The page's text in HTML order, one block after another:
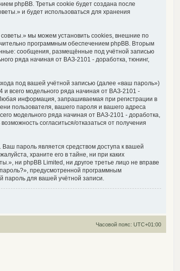
phpBB. Третья cookie будет создана после
и будет использоваться для хранения
мы можем установить cookies, внешние по
программным обеспечением phpBB. Вторым
сообщения, размещённые под учётной записью
ряда начиная от ВАЗ-2101 - доработка, тюнинг,
под вашей учётной записью (далее «ваш пароль»)
всего модельного ряда начиная от ВАЗ-2101 -
информация, запрашиваемая при регистрации в
пользователя, вашего пароля и вашего адреса
модельного ряда начиная от ВАЗ-2101 - доработка,
согласиться/отказаться от получения
пароль является средством доступа к вашей
храните его в тайне, ни при каких
ни phpBB Limited, ни другое третье лицо не вправе
предусмотренной программным
пароль для вашей учётной записи.
Часовой пояс: UTC+01:00